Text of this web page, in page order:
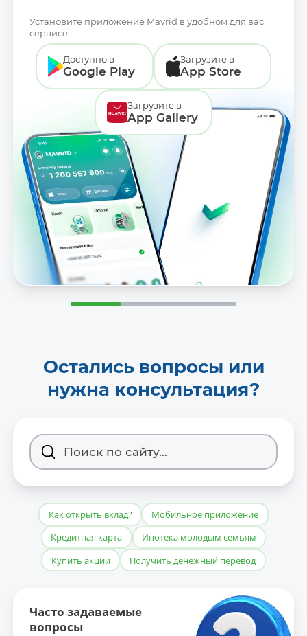
Установите приложение Mavrid в удобном для вас
сервисе:
Доступно в
Google Play
Загрузите в
App Store
Загрузите в
App Gallery
Остались вопросы или
нужна консультация?
Как открыть вклад?
Мобильное приложение
Кредитная карта
Ипотека молодым семьям
Купить акции
Получить денежный перевод
Часто задаваемые
вопросы